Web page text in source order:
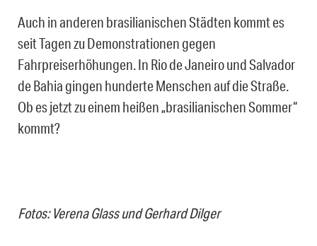
Auch in anderen brasilianischen Städten kommt es
seit Tagen zu Demonstrationen gegen
Fahrpreiserhöhungen. In Rio de Janeiro und Salvador
de Bahia gingen hunderte Menschen auf die Straße.
Ob es jetzt zu einem heißen „brasilianischen Sommer“
kommt?
Fotos: Verena Glass und Gerhard Dilger